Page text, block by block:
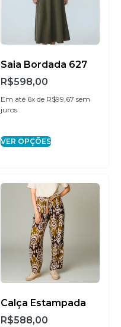
618,00
Saia Bordada 627
R$598,00
Em até 6x de R$99,67 sem
juros
VER OPÇÕES
Calça Estampada
R$588,00